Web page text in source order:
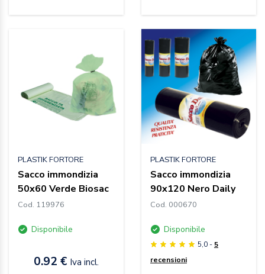
PLASTIK FORTORE
Sacco immondizia
50x60 Verde Biosac
Cod. 119976
Disponibile
0.92 € Iva incl.
PLASTIK FORTORE
Sacco immondizia
90x120 Nero Daily
Cod. 000670
Disponibile
5,0 - 5
recensioni